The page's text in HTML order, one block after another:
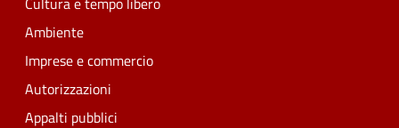
Ambiente
Imprese e commercio
Autorizzazioni
Appalti pubblici